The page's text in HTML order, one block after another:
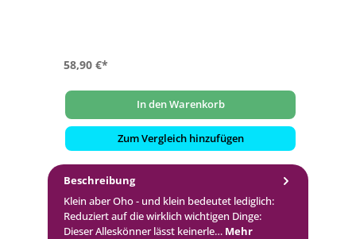
58,90 €*
In den Warenkorb
Zum Vergleich hinzufügen
Beschreibung
Klein aber Oho - und klein bedeutet lediglich:
Reduziert auf die wirklich wichtigen Dinge:
Dieser Alleskönner lässt keinerle… Mehr